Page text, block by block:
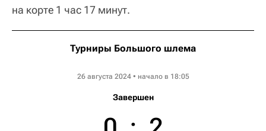
на корте 1 час 17 минут.
Турниры Большого шлема
26 августа 2024 • начало в 18:05
Завершен